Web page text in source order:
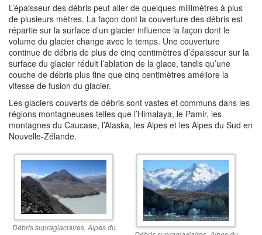
L’épaisseur des débris peut aller de quelques millimètres à plus
de plusieurs mètres. La façon dont la couverture des débris est
répartie sur la surface d’un glacier influence la façon dont le
volume du glacier change avec le temps. Une couverture
continue de débris de plus de cinq centimètres d’épaisseur sur la
surface du glacier réduit l’ablation de la glace, tandis qu’une
couche de débris plus fine que cinq centimètres améliore la
vitesse de fusion du glacier.
Les glaciers couverts de débris sont vastes et communs dans les
régions montagneuses telles que l’Himalaya, le Pamir, les
montagnes du Caucase, l’Alaska, les Alpes et les Alpes du Sud en
Nouvelle-Zélande.
Débris supraglaciaires, Alpes du